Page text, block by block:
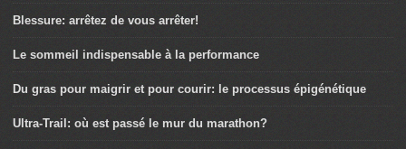
Blessure: arrêtez de vous arrêter!
Le sommeil indispensable à la performance
Du gras pour maigrir et pour courir: le processus épigénétique
Ultra-Trail: où est passé le mur du marathon?